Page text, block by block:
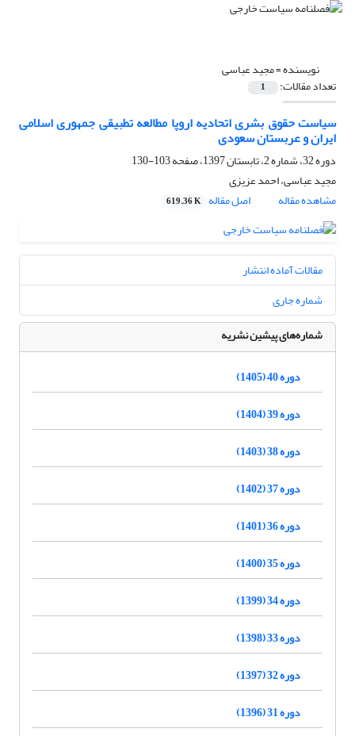
نویسنده =مجید عباسی
تعداد مقالات: 1
سیاست حقوق بشری اتحادیه اروپا مطالعه تطبیقی جمهوری اسلامی
ایران و عربستان سعودی
دوره 32، شماره 2، تابستان 1397، صفحه
103-130
مجید عباسی، احمد عزیزی
مشاهده مقاله
اصل مقاله 619.36 K
مقالات آماده انتشار
شماره جاری
شماره‌های پیشین نشریه
دوره 40 (1405)
دوره 39 (1404)
دوره 38 (1403)
دوره 37 (1402)
دوره 36 (1401)
دوره 35 (1400)
دوره 34 (1399)
دوره 33 (1398)
دوره 32 (1397)
دوره 31 (1396)